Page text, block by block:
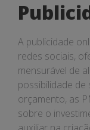
A publicidade
redes sociais,
mensurável de
possibilidade
orçamento, as
sobre o